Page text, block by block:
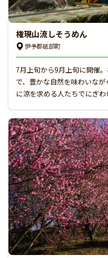
権現山流しそうめん
伊予郡砥部町
7月上旬から9月上旬に開催
で、豊かな自然を味わいな
に涼を求める人たちでにぎわ